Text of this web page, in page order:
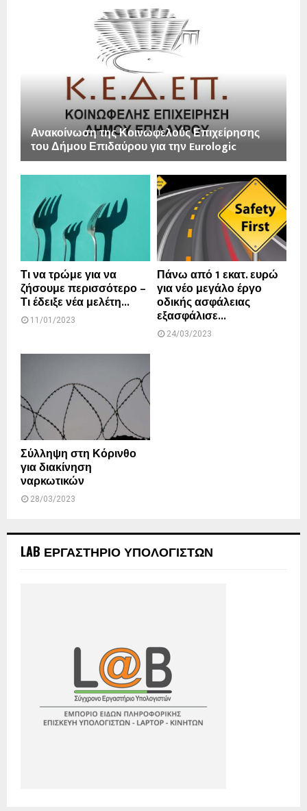
Ανακοίνωση της Κοινωφελούς Επιχείρησης
του Δήμου Επιδαύρου για την Eurologic
Τι να τρώμε για να
ζήσουμε περισσότερο –
Τι έδειξε νέα μελέτη...
11/01/2023
Πάνω από 1 εκατ. ευρώ
για νέο μεγάλο έργο
οδικής ασφάλειας
εξασφάλισε...
24/03/2023
Σύλληψη στη Κόρινθο
για διακίνηση
ναρκωτικών
28/03/2023
LAB ΕΡΓΑΣΤΗΡΙΟ ΥΠΟΛΟΓΙΣΤΩΝ